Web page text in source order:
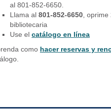
al 801-852-6650.
Llama al 801-852-6650 ,
bibliotecaria
Use el catálogo en línea
como hacer reservas y